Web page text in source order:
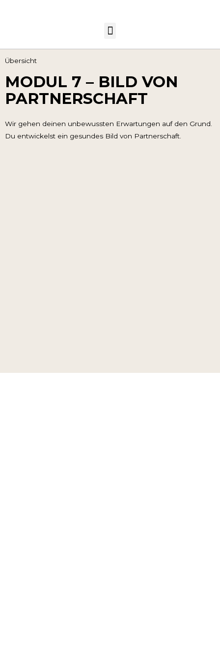
Übersicht
MODUL 7 – BILD VON
PARTNERSCHAFT
Wir gehen deinen unbewussten Erwartungen auf den Grund.
Du entwickelst ein gesundes Bild von Partnerschaft.